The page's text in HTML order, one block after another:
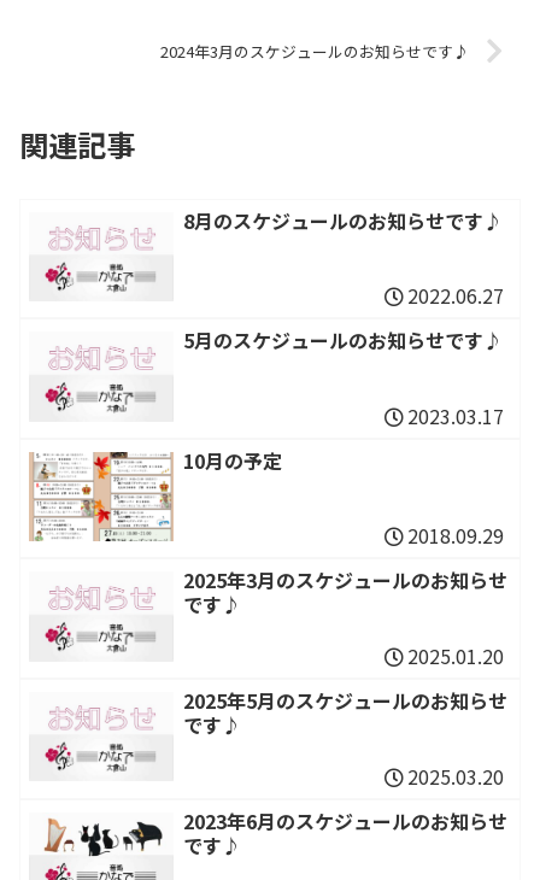
2024年3月のスケジュールのお知らせです♪
関連記事
8月のスケジュールのお知らせです♪
2022.06.27
5月のスケジュールのお知らせです♪
2023.03.17
10月の予定
2018.09.29
2025年3月のスケジュールのお知らせ
です♪
2025.01.20
2025年5月のスケジュールのお知らせ
です♪
2025.03.20
2023年6月のスケジュールのお知らせ
です♪